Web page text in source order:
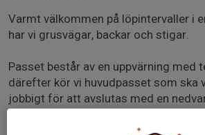
Varmt välkommen på löpintervaller i
har vi grusvägar, backar och stigar.
Passet består av en uppvärning med
därefter kör vi huvudpasset som ska
jobbigt för att avslutas med en